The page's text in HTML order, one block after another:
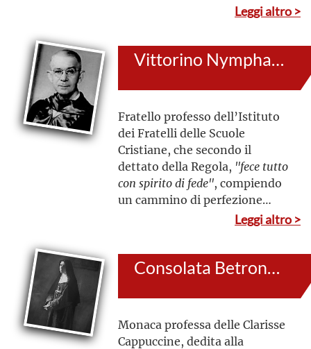
annunziare il Vangelo con la
Leggi altro >
Vittorino Nymphas (al secolo: Agostino Arnaud Pagés)
Fratello professo dell’Istituto
dei Fratelli delle Scuole
Cristiane, che secondo il
dettato della Regola, "fece tutto
con spirito di fede", compiendo
un cammino di perfezione
evangelica, completato dallo
costituito nel suo caso
interamente si dedicò
Leggi altro >
Consolata Betrone (al secolo: Pierina Lorenzina Giovanna)
Monaca professa delle Clarisse
Cappuccine, dedita alla